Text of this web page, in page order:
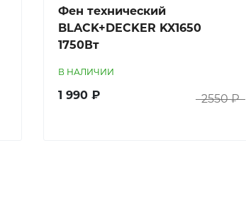
Фен технический
BLACK+DECKER KX1650
1750Вт
В НАЛИЧИИ
1 990 ₽ 2550 ₽